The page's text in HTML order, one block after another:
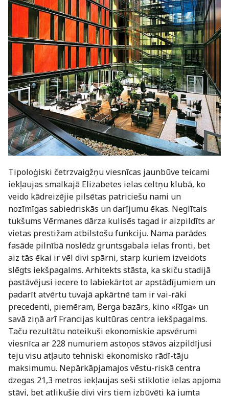
Tipoloģiski četrzvaigžņu viesnīcas jaunbūve teicami
iekļaujas smalkajā Elizabetes ielas celtņu klubā, ko
veido kādreizējie pilsētas patriciešu nami un
nozīmīgas sabiedriskās un darījumu ēkas. Neglītais
tukšums Vērmanes dārza kulisēs tagad ir aizpildīts ar
vietas prestižam atbilstošu funkciju. Nama parādes
fasāde pilnībā noslēdz gruntsgabala ielas fronti, bet
aiz tās ēkai ir vēl divi spārni, starp kuriem izveidots
slēgts iekšpagalms. Arhitekts stāsta, ka skiču stadijā
pastāvējusi iecere to labiekārtot ar apstādījumiem un
padarīt atvērtu tuvajā apkārtnē tam ir vai-rāki
precedenti, piemēram, Berga bazārs, kino «Rīga» un
savā ziņā arī Francijas kultūras centra iekšpagalms.
Taču rezultātu noteikuši ekonomiskie apsvērumi
viesnīca ar 228 numuriem astoņos stāvos aizpildījusi
teju visu atļauto tehniski ekonomisko rādī-tāju
maksimumu. Nepārkāpjamajos vēstu-riskā centra
dzegas 21,3 metros iekļaujas seši stiklotie ielas apjoma
stāvi, bet atlikušie divi virs tiem izbūvēti kā jumta